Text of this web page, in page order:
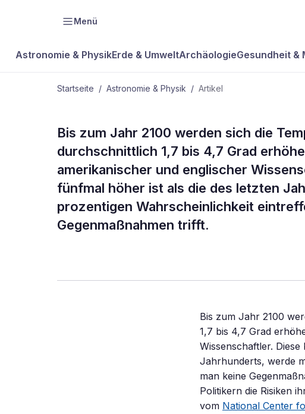
Menü
Astronomie & PhysikErde & UmweltArchäologieGesundheit &
Startseite / Astronomie & Physik / Artikel
ASTRONOMIE & PHYSIK
Spezial: Im
Jahrhundert
wärmer
Bis zum Jahr 2100 werden sich die
durchschnittlich 1,7 bis 4,7 Grad
amerikanischer und englischer
fünfmal höher ist als die des letzten
prozentigen Wahrscheinlichkeit
Gegenmaßnahmen trifft.
Bis zum Jahr 2100
1,7 bis 4,7 Grad
Wissenschaftler.
Jahrhunderts, werde
man keine
Politikern die Risiken
vom National Center